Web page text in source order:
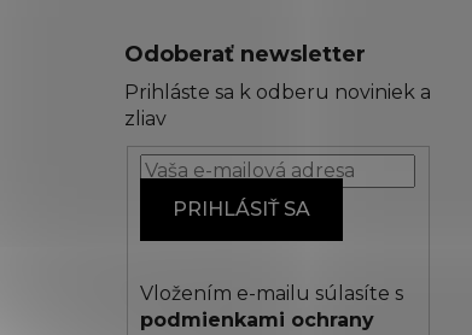
Odoberať newsletter
Prihláste sa k odberu noviniek a
zliav
PRIHLÁSIŤ SA
Vložením e-mailu súlasíte s
podmienkami ochrany